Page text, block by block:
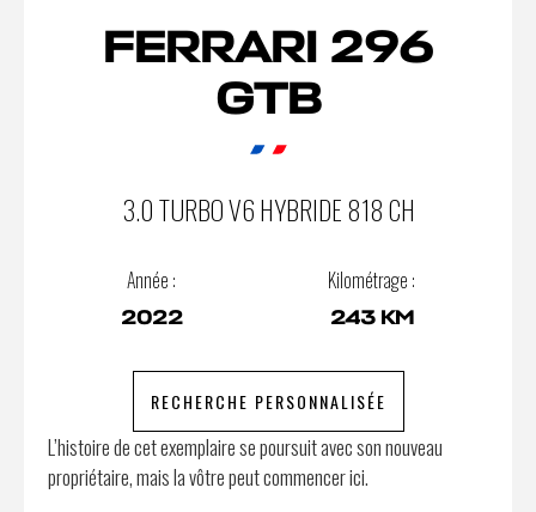
FERRARI 296
GTB
3.0 TURBO V6 HYBRIDE 818 CH
Année :
2022
Kilométrage :
243 KM
RECHERCHE PERSONNALISÉE
L’histoire de cet exemplaire se poursuit avec son nouveau
propriétaire, mais la vôtre peut commencer ici.